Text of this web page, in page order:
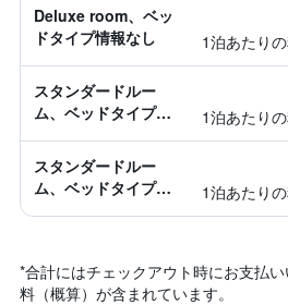
Deluxe room、ベッ
ドタイプ情報なし
1泊あたり
スタンダードルー
ム、ベッドタイプ情
1泊あたり
スタンダードルー
ム、ベッドタイプ情
1泊あたり
*合計にはチェックアウト時にお支払
料（概算）が含まれています。